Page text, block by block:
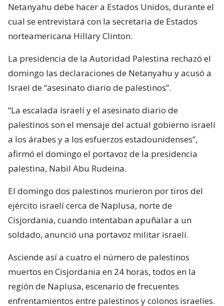
Netanyahu debe hacer a Estados Unidos, durante el
cual se entrevistará con la secretaria de Estados
norteamericana Hillary Clinton.
La presidencia de la Autoridad Palestina rechazó el
domingo las declaraciones de Netanyahu y acusó a
Israel de “asesinato diario de palestinos”.
“La escalada israelí y el asesinato diario de
palestinos son el mensaje del actual gobierno israelí
a los árabes y a los esfuerzos estadounidenses”,
afirmó el domingo el portavoz de la presidencia
palestina, Nabil Abu Rudeina.
El domingo dos palestinos murieron por tiros del
ejército israelí cerca de Naplusa, norte de
Cisjordania, cuando intentaban apuñalar a un
soldado, anunció una portavoz militar israelí.
Asciende así a cuatro el número de palestinos
muertos en Cisjordania en 24 horas, todos en la
región de Naplusa, escenario de frecuentes
enfrentamientos entre palestinos y colonos israelíes.